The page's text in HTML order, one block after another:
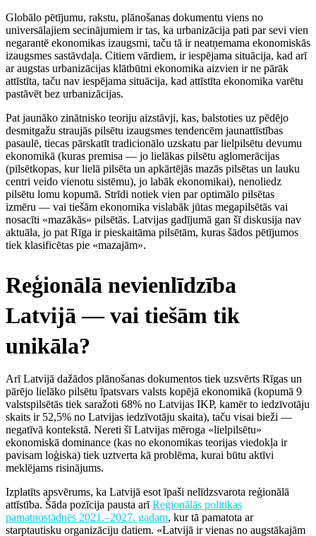
Globālo pētījumu, rakstu, plānošanas dokumentu viens no
universālajiem secinājumiem ir tas, ka urbanizācija pati par sevi vien
negarantē ekonomikas izaugsmi, taču tā ir neatņemama ekonomiskās
izaugsmes sastāvdaļa. Citiem vārdiem, ir iespējama situācija, kad arī
ar augstas urbanizācijas klātbūtni ekonomika aizvien ir ne pārāk
attīstīta, taču nav iespējama situācija, kad attīstīta ekonomika varētu
pastāvēt bez urbanizācijas.
Pat jaunāko zinātnisko teoriju aizstāvji, kas, balstoties uz pēdējo
desmitgažu straujās pilsētu izaugsmes tendencēm jaunattīstības
pasaulē, tiecas pārskatīt tradicionālo uzskatu par lielpilsētu devumu
ekonomikā (kuras premisa — jo lielākas pilsētu aglomerācijas
(pilsētkopas, kur lielā pilsēta un apkārtējās mazās pilsētas un lauku
centri veido vienotu sistēmu), jo labāk ekonomikai), nenoliedz
pilsētu lomu kopumā. Strīdi notiek vien par optimālo pilsētas
izmēru — vai tiešām ekonomika vislabāk jūtas megapilsētās vai
nosacīti «mazākās» pilsētās. Latvijas gadījumā gan šī diskusija nav
aktuāla, jo pat Rīga ir pieskaitāma pilsētām, kuras šādos pētījumos
tiek klasificētas pie «mazajām».
Reģionālā nevienlīdzība
Latvijā — vai tiešām tik
unikāla?
Arī Latvijā dažādos plānošanas dokumentos tiek uzsvērts Rīgas un
pārējo lielāko pilsētu īpatsvars valsts kopējā ekonomikā (kopumā 9
valstspilsētās tiek saražoti 68% no Latvijas IKP, kamēr to iedzīvotāju
skaits ir 52,5% no Latvijas iedzīvotāju skaita), taču visai bieži —
negatīvā kontekstā. Nereti šī Latvijas mēroga «lielpilsētu»
ekonomiskā dominance (kas no ekonomikas teorijas viedokļa ir
pavisam loģiska) tiek uztverta kā problēma, kurai būtu aktīvi
meklējams risinājums.
Izplatīts apsvērums, ka Latvijā esot īpaši nelīdzsvarota reģionālā
attīstība. Šāda pozīcija pausta arīReģionālās politikas
pamatnostādnēs 2021.–2027. gadam, kur tā pamatota ar
starptautisku organizāciju datiem. «Latvijā ir vienas no augstākajām